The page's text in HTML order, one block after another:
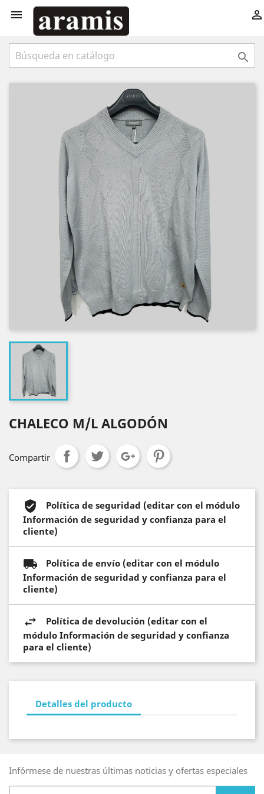
 

CHALECO M/L ALGODÓN
Compartir
Política de seguridad (editar con el módulo
Información de seguridad y confianza para el
cliente)
Política de envío (editar con el módulo
Información de seguridad y confianza para el
cliente)
Política de devolución (editar con el
módulo Información de seguridad y confianza
para el cliente)
Detalles del producto
Infórmese de nuestras últimas noticias y ofertas especiales